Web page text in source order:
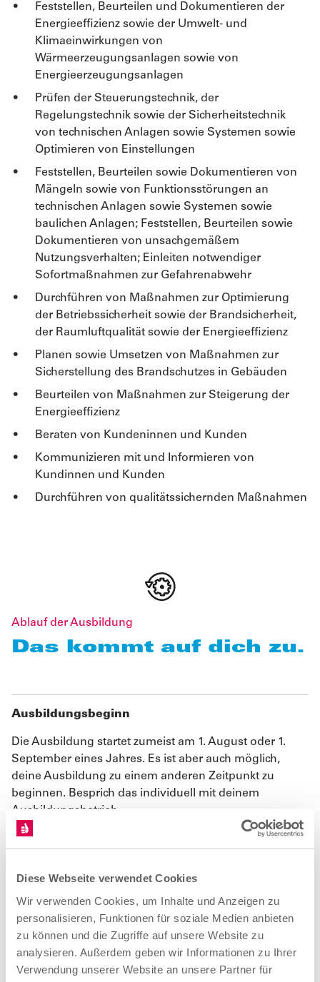
Diese Webseite verwendet Cookies
Wir verwenden Cookies, um Inhalte und Anzeigen zu
personalisieren, Funktionen für soziale Medien anbieten
zu können und die Zugriffe auf unsere Website zu
analysieren. Außerdem geben wir Informationen zu Ihrer
Verwendung unserer Website an unsere Partner für
Feststellen, Beurteilen und Dokumentieren der
Energieeffizienz sowie der Umwelt- und
Klimaeinwirkungen von
Wärmeerzeugungsanlagen sowie von
Energieerzeugungsanlagen
Prüfen der Steuerungstechnik, der
Regelungstechnik sowie der Sicherheitstechnik
von technischen Anlagen sowie Systemen sowie
Optimieren von Einstellungen
Feststellen, Beurteilen sowie Dokumentieren von
Mängeln sowie von Funktionsstörungen an
technischen Anlagen sowie Systemen sowie
baulichen Anlagen; Feststellen, Beurteilen sowie
Dokumentieren von unsachgemäßem
Nutzungsverhalten; Einleiten notwendiger
Sofortmaßnahmen zur Gefahrenabwehr
Durchführen von Maßnahmen zur Optimierung
der Betriebssicherheit sowie der Brandsicherheit,
der Raumluftqualität sowie der Energieeffizienz
Planen sowie Umsetzen von Maßnahmen zur
Sicherstellung des Brandschutzes in Gebäuden
Beurteilen von Maßnahmen zur Steigerung der
Energieeffizienz
Beraten von Kundeninnen und Kunden
Kommunizieren mit und Informieren von
Kundinnen und Kunden
Durchführen von qualitätssichernden Maßnahmen
Ablauf der Ausbildung
Das kommt auf dich zu.
Ausbildungsbeginn
Die Ausbildung startet zumeist am 1. August oder 1.
September eines Jahres. Es ist aber auch möglich,
deine Ausbildung zu einem anderen Zeitpunkt zu
beginnen. Besprich das individuell mit deinem
Ausbildungsbetrieb.
Dauer der Ausbildung
3 Jahre
Teil 1 der Gesellenprüfung
Der erste Teil der Gesellenprüfung soll im vierten
Ausbildungshalbjahr stattfinden.